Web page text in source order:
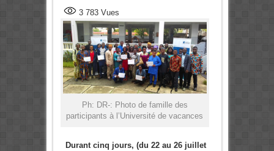
3 783Vues
Ph: DR-: Photo de famille des
participants à l’Université de vacances
Durant cinq jours, (du 22 au 26 juillet